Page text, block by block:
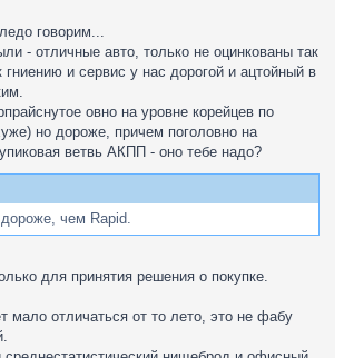
говорим...
- отличные авто, только не оцинкованы так
гниению и сервис у нас дорогой и ацтойный в
овно на уровне корейцев по
но дороже, причем поголовно на
ветвь АКПП - оно тебе надо?
чем Rapid.
для принятия решения о покупке.
мало отличаться от то лето, это не фабу